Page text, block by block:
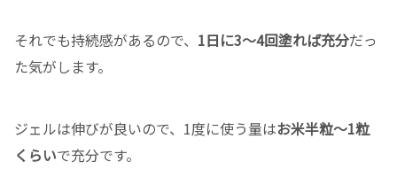
それでも持続感があるので、 1日に3〜4回塗れば充分だっ
た気がします。
ジェルは伸びが良いので、1度に使う量はお米半粒〜1粒
くらいで充分です。